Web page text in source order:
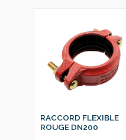
RACCORD FLEXIBLE
ROUGE DN200